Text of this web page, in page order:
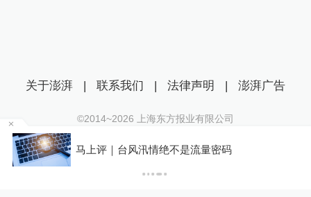
马上评｜台风汛情绝不是流量密码
关于澎湃 | 联系我们 | 法律声明 | 澎湃广告
©2014~2026 上海东方报业有限公司
沪ICP证：沪B2-20170116 | 沪ICP备14003370号
互联网新闻信息服务许可证：31120170006
沪公网安备 31010602000299号